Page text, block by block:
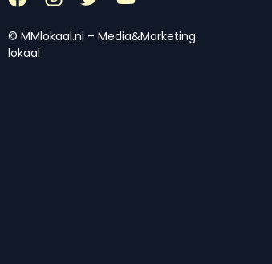
© MMlokaal.nl – Media&Marketing
lokaal